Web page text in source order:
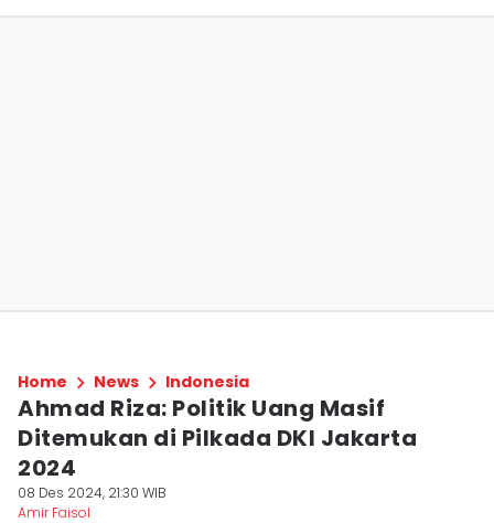
Home News Indonesia
Ahmad Riza: Politik Uang Masif
Ditemukan di Pilkada DKI Jakarta
2024
08 Des 2024, 21:30 WIB
Amir Faisol